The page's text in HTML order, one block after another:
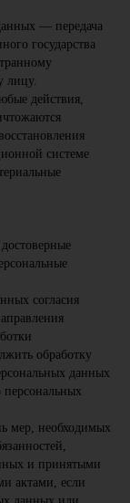
— передача
государства
лицу.
действия,
системе
согласия
обработку
данных
мер, необходимых
и принятыми
актами, если